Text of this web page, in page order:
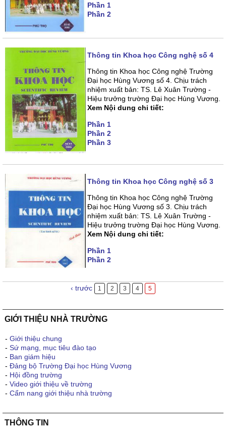
Phần 1
Phần 2
Thông tin Khoa học Công nghệ số 4
Thông tin Khoa học Công nghệ Trường
Đại học Hùng Vương số 4. Chịu trách
nhiệm xuất bản: TS. Lê Xuân Trường -
Hiệu trưởng trường Đại học Hùng Vương.
Xem Nội dung chi tiết:
Phần 1
Phần 2
Phần 3
Thông tin Khoa học Công nghệ số 3
Thông tin Khoa học Công nghệ Trường
Đại học Hùng Vương số 3. Chịu trách
nhiệm xuất bản: TS. Lê Xuân Trường -
Hiệu trưởng trường Đại học Hùng Vương.
Xem Nội dung chi tiết:
Phần 1
Phần 2
‹ trước 1 2 3 4 5
GIỚI THIỆU NHÀ TRƯỜNG
- Giới thiệu chung
- Sứ mạng, mục tiêu đào tạo
- Ban giám hiệu
- Đảng bộ Trường Đại học Hùng Vương
- Hội đồng trường
- Video giới thiệu về trường
- Cẩm nang giới thiệu nhà trường
THÔNG TIN